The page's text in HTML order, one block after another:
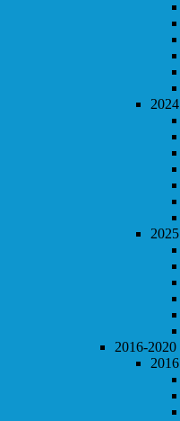
2024
2025
2016-2020
2016